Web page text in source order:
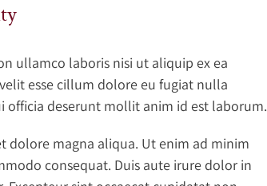
ullamco laboris nisi ut aliquip ex ea
esse cillum dolore eu fugiat nulla
officia deserunt mollit anim id est laborum.
dolore magna aliqua. Ut enim ad minim
consequat. Duis aute irure dolor in